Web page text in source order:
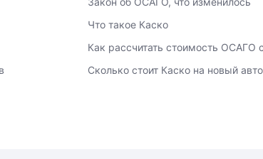
Что такое Каско
Как рассчитать стоимость ОСАГО
Сколько стоит Каско на новый